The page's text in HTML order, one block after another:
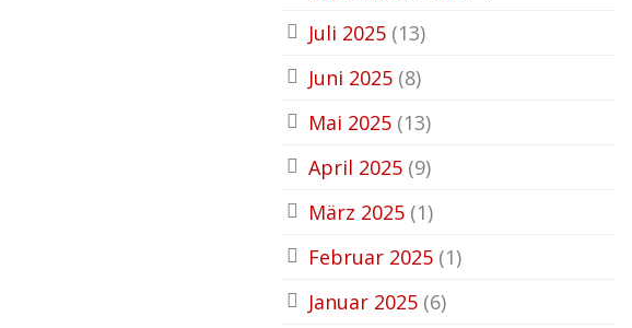
Juli 2025 (13)
Juni 2025 (8)
Mai 2025 (13)
April 2025 (9)
März 2025 (1)
Februar 2025 (1)
Januar 2025 (6)